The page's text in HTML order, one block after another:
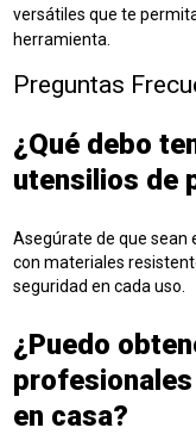
versátiles que te
herramienta.
Preguntas
¿Qué debo
utensilios de
Asegúrate de que sean
con materiales
seguridad en cada uso.
¿Puedo
en casa?